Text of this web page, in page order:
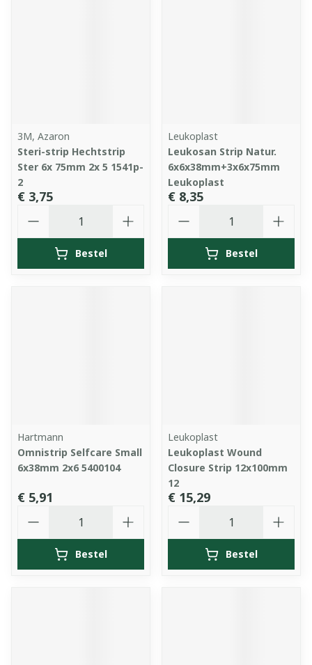
3M, Azaron
Steri-strip Hechtstrip
Ster 6x 75mm 2x 5 1541p-
2
€ 3,75
Bestel
Leukoplast
Leukosan Strip Natur.
6x6x38mm+3x6x75mm
Leukoplast
€ 8,35
Bestel
Hartmann
Omnistrip Selfcare Small
6x38mm 2x6 5400104
€ 5,91
Bestel
Leukoplast
Leukoplast Wound
Closure Strip 12x100mm
12
€ 15,29
Bestel